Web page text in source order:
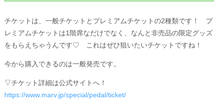
チケットは、一般チケットとプレミアムチケットの2種類です！ プ
レミアムチケットは1階席なだけでなく、なんと非売品の限定グッズ
をもらえちゃうんです♡ これはぜひ狙いたいチケットですね！
今から購入できるのは一般発売です。
▽チケット詳細は公式サイトへ！
https://www.marv.jp/special/pedal/ticket/